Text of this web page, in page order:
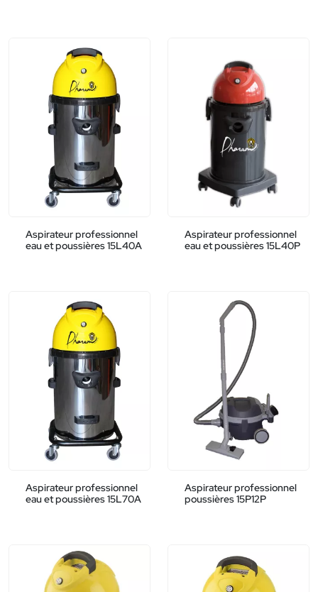
Aspirateur professionnel
eau et poussières 15L40A
Aspirateur professionnel
eau et poussières 15L40P
Aspirateur professionnel
eau et poussières 15L70A
Aspirateur professionnel
poussières 15P12P